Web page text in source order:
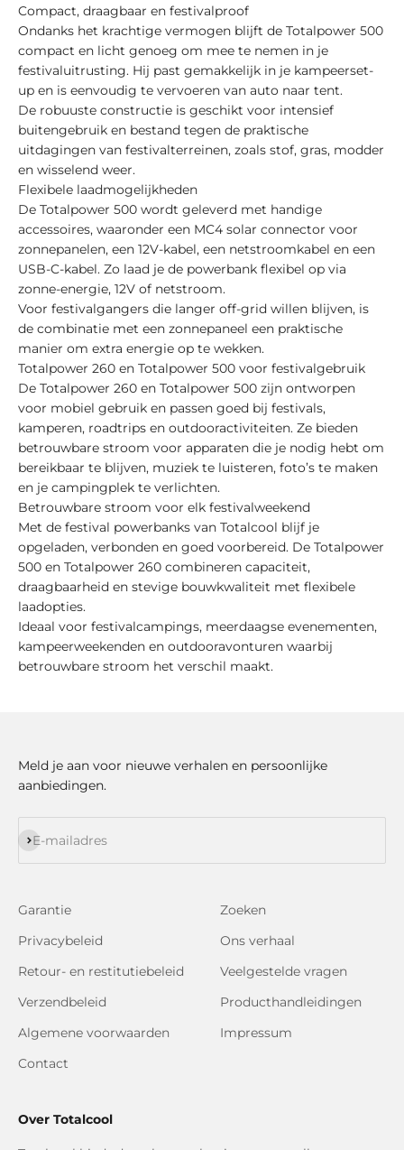
Compact, draagbaar en festivalproof
Ondanks het krachtige vermogen blijft de Totalpower 500
compact en licht genoeg om mee te nemen in je
festivaluitrusting. Hij past gemakkelijk in je kampeerset-
up en is eenvoudig te vervoeren van auto naar tent.
De robuuste constructie is geschikt voor intensief
buitengebruik en bestand tegen de praktische
uitdagingen van festivalterreinen, zoals stof, gras, modder
en wisselend weer.
Flexibele laadmogelijkheden
De Totalpower 500 wordt geleverd met handige
accessoires, waaronder een MC4 solar connector voor
zonnepanelen, een 12V-kabel, een netstroomkabel en een
USB-C-kabel. Zo laad je de powerbank flexibel op via
zonne-energie, 12V of netstroom.
Voor festivalgangers die langer off-grid willen blijven, is
de combinatie met een zonnepaneel een praktische
manier om extra energie op te wekken.
Totalpower 260 en Totalpower 500 voor festivalgebruik
De Totalpower 260 en Totalpower 500 zijn ontworpen
voor mobiel gebruik en passen goed bij festivals,
kamperen, roadtrips en outdooractiviteiten. Ze bieden
betrouwbare stroom voor apparaten die je nodig hebt om
bereikbaar te blijven, muziek te luisteren, foto’s te maken
en je campingplek te verlichten.
Betrouwbare stroom voor elk festivalweekend
Met de festival powerbanks van Totalcool blijf je
opgeladen, verbonden en goed voorbereid. De Totalpower
500 en Totalpower 260 combineren capaciteit,
draagbaarheid en stevige bouwkwaliteit met flexibele
laadopties.
Ideaal voor festivalcampings, meerdaagse evenementen,
kampeerweekenden en outdooravonturen waarbij
betrouwbare stroom het verschil maakt.
Meld je aan voor nieuwe verhalen en persoonlijke
aanbiedingen.
E-mailadres
Abonneren
Garantie
Privacybeleid
Retour- en restitutiebeleid
Verzendbeleid
Algemene voorwaarden
Contact
Zoeken
Ons verhaal
Veelgestelde vragen
Producthandleidingen
Impressum
Over Totalcool